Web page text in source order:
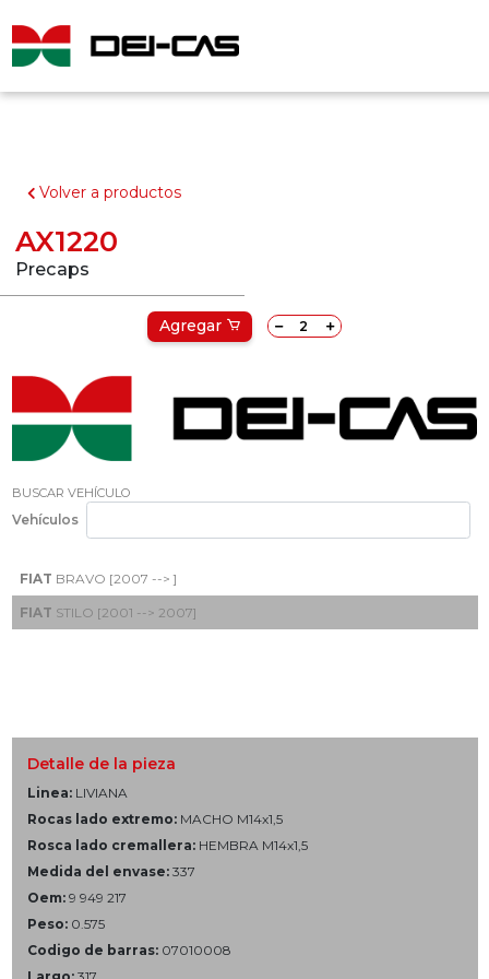
Volver a productos
AX1220
Precaps
Agregar
BUSCAR VEHÍCULO
Vehículos
FIAT BRAVO [2007 --> ]
FIAT STILO [2001 --> 2007]
Detalle de la pieza
Linea: LIVIANA
Rocas lado extremo: MACHO M14x1,5
Rosca lado cremallera: HEMBRA M14x1,5
Medida del envase: 337
Oem: 9 949 217
Peso: 0.575
Codigo de barras: 07010008